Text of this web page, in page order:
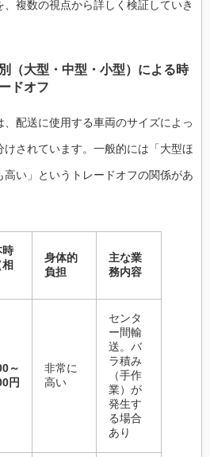
複数の視点から詳しく検証していき
（大型・中型・小型）による時
ドオフ
配送に使用する車両のサイズによっ
されています。一般的には「大型ほ
高い」というトレードオフの関係があ
時
身体的
負担
主な業
務内容
～
円
非常に
高い
センタ
ー間輸
送。バ
ラ積み
（手作
業）が
発生す
る場合
あり